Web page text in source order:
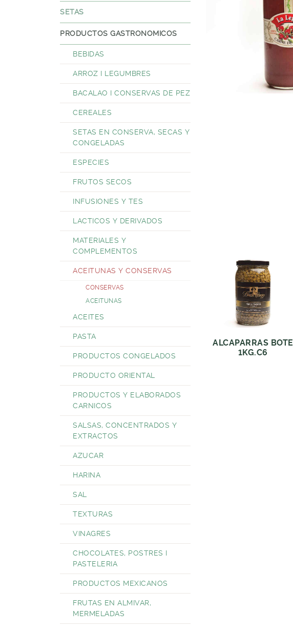
SETAS
PRODUCTOS GASTRONOMICOS
BEBIDAS
ARROZ I LEGUMBRES
BACALAO I CONSERVAS DE PEZ
CEREALES
SETAS EN CONSERVA, SECAS Y
CONGELADAS
ESPECIES
FRUTOS SECOS
INFUSIONES Y TES
LACTICOS Y DERIVADOS
MATERIALES Y
COMPLEMENTOS
ACEITUNAS Y CONSERVAS
CONSERVAS
ACEITUNAS
ACEITES
PASTA
PRODUCTOS CONGELADOS
PRODUCTO ORIENTAL
PRODUCTOS Y ELABORADOS
CARNICOS
SALSAS, CONCENTRADOS Y
EXTRACTOS
AZUCAR
HARINA
SAL
TEXTURAS
VINAGRES
CHOCOLATES, POSTRES I
PASTELERIA
PRODUCTOS MEXICANOS
FRUTAS EN ALMIVAR,
MERMELADAS
ALCAPARRAS BOTE
1KG.C6